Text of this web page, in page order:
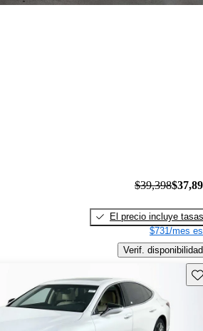
$39,398
El precio incluye tasas
$731/mes
Verif. disponibilidad